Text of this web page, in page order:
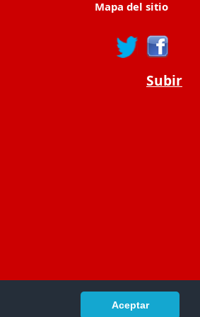
Aceptar
Mapa del sitio
Subir